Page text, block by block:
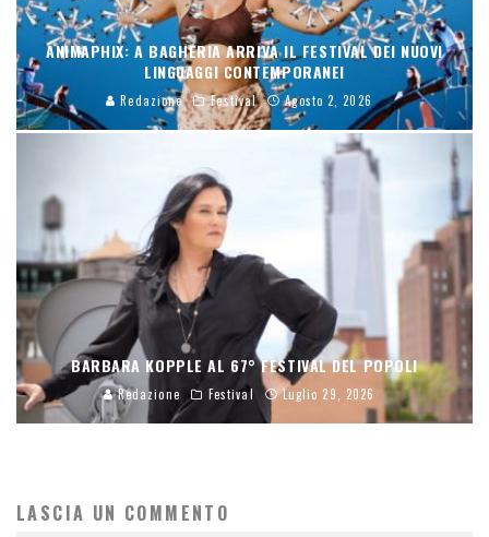
ANIMAPHIX: A BAGHERIA ARRIVA IL FESTIVAL DEI NUOVI
LINGUAGGI CONTEMPORANEI
Redazione Festival Agosto 2, 2026
BARBARA KOPPLE AL 67° FESTIVAL DEL POPOLI
Redazione Festival Luglio 29, 2026
LASCIA UN COMMENTO